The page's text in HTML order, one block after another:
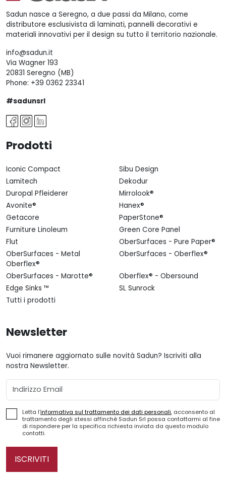
Sadun nasce a Seregno, a due passi da Milano, come
distributore esclusivista di laminati, pannelli decorativi e
materiali innovativi per il design su tutto il territorio nazionale.
info@sadun.it
Via Wagner 193
20831 Seregno (MB)
Phone: +39 0362 23341
#sadunsrl
Prodotti
Iconic Compact
Sibu Design
Lamitech
Dekodur
Duropal Pfleiderer
Mirrolook®
Avonite®
Hanex®
Getacore
PaperStone®
Furniture Linoleum
Green Core Panel
Flut
OberSurfaces - Pure Paper®
OberSurfaces - Metal
Oberflex®
OberSurfaces - Oberflex®
OberSurfaces - Marotte®
Oberflex® - Obersound
Edge Sinks ™
SL Sunrock
Tutti i prodotti
Newsletter
Vuoi rimanere aggiornato sulle novità Sadun? Iscriviti alla
nostra Newsletter.
Email
Letta l'informativa sul trattamento dei dati personali, acconsento al
trattamento degli stessi affinché Sadun Srl possa contattarmi al fine
di rispondere per la specifica richiesta inviata da questo modulo
contatti.
ISCRIVITI